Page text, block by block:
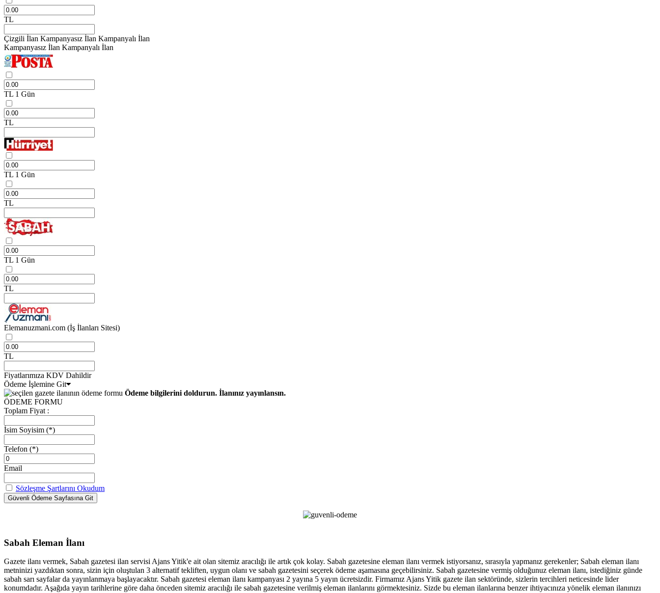
TL
Çizgili İlan Kampanyasız İlan Kampanyalı İlan
Kampanyasız İlan Kampanyalı İlan
TL 1 Gün
TL
TL 1 Gün
TL
TL 1 Gün
TL
Elemanuzmani.com (İş İlanları Sitesi)
TL
Fiyatlarımıza KDV Dahildir
Ödeme İşlemine Git
Ödeme bilgilerini doldurun. İlanınız yayınlansın.
ÖDEME FORMU
Toplam Fiyat :
İsim Soyisim (*)
Telefon (*)
Email
Sözleşme Şartlarını Okudum
Sabah Eleman İlanı
Gazete ilanı vermek, Sabah gazetesi ilan servisi Ajans Yitik'e ait olan sitemiz aracılığı ile artık çok kolay. Sabah gazetesine eleman ilanı vermek istiyorsanız, sırasıyla yapmanız gerekenler; Sabah eleman ilanı
metninizi yazdıktan sonra, sizin için oluştulan 3 alternatif tekliften, uygun olanı ve sabah gazetesini seçerek ödeme aşamasına geçebilirsiniz. Sabah gazetesine vermiş olduğunuz eleman ilanı, istediğiniz günde
sabah sarı sayfalar da yayınlanmaya başlayacaktır. Sabah gazetesi eleman ilanı kampanyası 2 yayına 5 yayın ücretsizdir. Firmamız Ajans Yitik gazete ilan sektöründe, sizlerin tercihleri neticesinde lider
konumdadır. Aşağıda yayın tarihlerine göre daha önceden sitemiz aracılığı ile sabah gazetesine verilmiş eleman ilanlarını görmektesiniz. Sizde bu eleman ilanlarına benzer ihtiyacınıza yönelik eleman ilanınızı